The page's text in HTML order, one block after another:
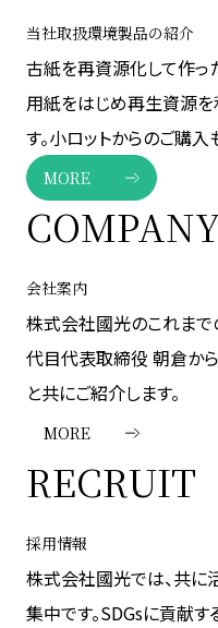
当社取扱環境製品の紹介
古紙を再資源化して作っ
用紙をはじめ再生資源
す。小ロットからのご購入
MORE
会社案内
株式会社國光のこれまで
代目代表取締役 朝倉か
と共にご紹介します。
MORE
RECRUIT
採用情報
株式会社國光では、共に
集中です。SDGsに貢献